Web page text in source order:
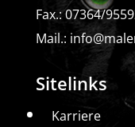
Fax.: 07364/
Mail.:
Sitelinks
Karriere